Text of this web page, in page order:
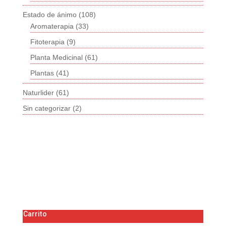
Estado de ánimo (108)
Aromaterapia (33)
Fitoterapia (9)
Planta Medicinal (61)
Plantas (41)
Naturlider (61)
Sin categorizar (2)
Carrito